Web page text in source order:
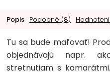
Popis Podobné (8)
Tu sa bude maľovať!
objednávajú napr.
stretnutiam s